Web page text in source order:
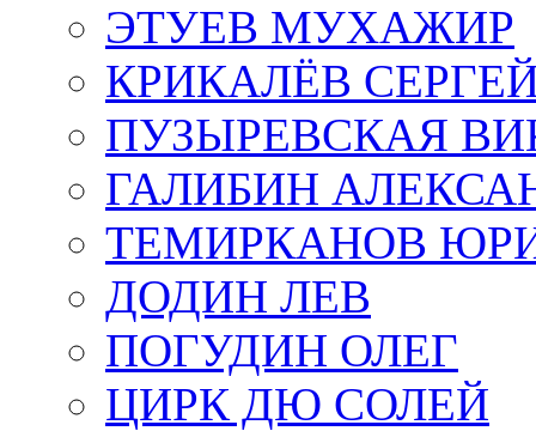
ЭТУЕВ МУХАЖИР
КРИКАЛЁВ
ПУЗЫРЕВСКАЯ
ГАЛИБИН
ТЕМИРКАНОВ
ДОДИН ЛЕВ
ПОГУДИН ОЛЕГ
ЦИРК ДЮ СОЛЕЙ